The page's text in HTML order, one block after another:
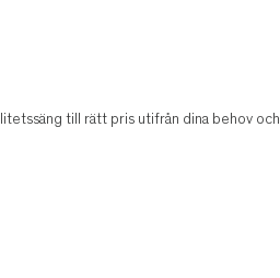
till rätt pris utifrån dina behov och